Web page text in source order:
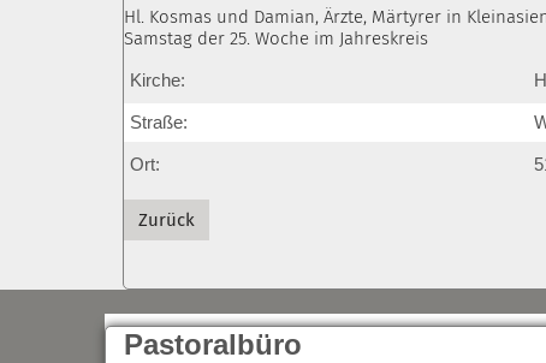
Hl. Kosmas und Damian, Ärzte, Märtyrer in
Samstag der 25. Woche im Jahreskreis
Kirche:
Straße:
Ort:
Zurück
Pastoralbüro